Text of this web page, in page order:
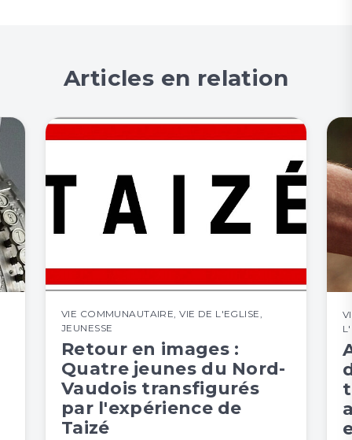
Articles en relation
VIE COMMUNAUTAIRE,VIE DE L'EGLISE,
JEUNESSE
Retour en images :
Quatre jeunes du Nord-
Vaudois transfigurés
par l'expérience de
Taizé